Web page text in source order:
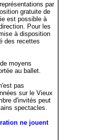
par
gratuite de
est possible à
Pour les
à disposition
des recettes
moyens
au ballet.
pas
sur le Vieux
d'invités peut
spectacles.
ne jouent